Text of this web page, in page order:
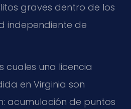
graves dentro de los
independiente de
cuales una licencia
en Virginia son
acumulación de puntos